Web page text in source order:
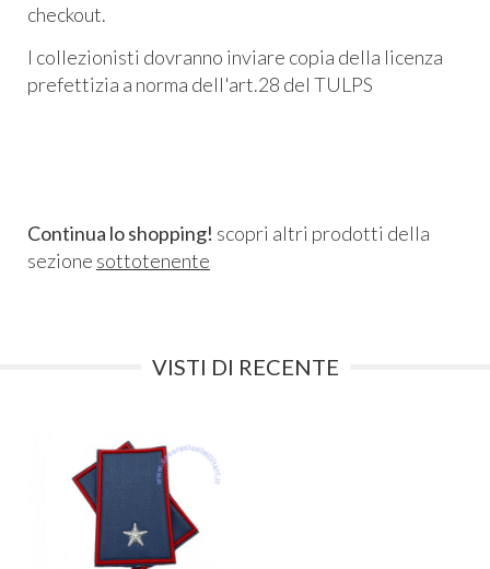
checkout.
I collezionisti dovranno inviare copia della licenza
prefettizia a norma dell'art.28 del TULPS
Continua lo shopping! scopri altri prodotti della
sezione sottotenente
VISTI DI RECENTE